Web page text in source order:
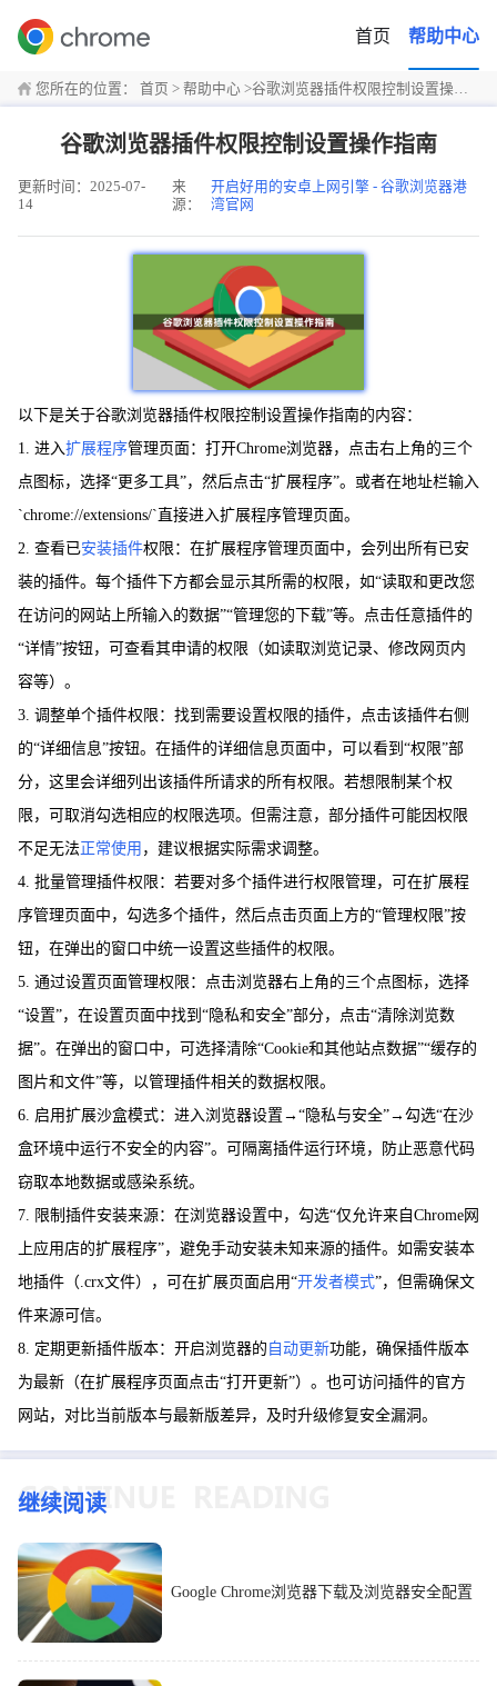
首页 帮助中心
您所在的位置： 首页 > 帮助中心 >谷歌浏览器插件权限控制设置操作指南
谷歌浏览器插件权限控制设置操作指南
更新时间：2025-07-
14
来
源：
开启好用的安卓上网引擎 - 谷歌浏览器港
湾官网
以下是关于谷歌浏览器插件权限控制设置操作指南的内容：
1. 进入扩展程序管理页面：打开Chrome浏览器，点击右上角的三个
点图标，选择“更多工具”，然后点击“扩展程序”。或者在地址栏输入
`chrome://extensions/`直接进入扩展程序管理页面。
2. 查看已安装插件权限：在扩展程序管理页面中，会列出所有已安
装的插件。每个插件下方都会显示其所需的权限，如“读取和更改您
在访问的网站上所输入的数据”“管理您的下载”等。点击任意插件的
“详情”按钮，可查看其申请的权限（如读取浏览记录、修改网页内
容等）。
3. 调整单个插件权限：找到需要设置权限的插件，点击该插件右侧
的“详细信息”按钮。在插件的详细信息页面中，可以看到“权限”部
分，这里会详细列出该插件所请求的所有权限。若想限制某个权
限，可取消勾选相应的权限选项。但需注意，部分插件可能因权限
不足无法正常使用 ，建议根据实际需求调整。
4. 批量管理插件权限：若要对多个插件进行权限管理，可在扩展程
序管理页面中，勾选多个插件，然后点击页面上方的“管理权限”按
钮，在弹出的窗口中统一设置这些插件的权限。
5. 通过设置页面管理权限：点击浏览器右上角的三个点图标，选择
“设置”，在设置页面中找到“隐私和安全”部分，点击“清除浏览数
据”。在弹出的窗口中，可选择清除“Cookie和其他站点数据”“缓存的
图片和文件”等，以管理插件相关的数据权限。
6. 启用扩展沙盒模式：进入浏览器设置→“隐私与安全”→勾选“在沙
盒环境中运行不安全的内容”。可隔离插件运行环境，防止恶意代码
窃取本地数据或感染系统。
7. 限制插件安装来源：在浏览器设置中，勾选“仅允许来自Chrome网
上应用店的扩展程序”，避免手动安装未知来源的插件。如需安装本
地插件（.crx文件），可在扩展页面启用“开发者模式”，但需确保文
件来源可信。
8. 定期更新插件版本：开启浏览器的 自动更新功能，确保插件版本
为最新（在扩展程序页面点击“打开更新”）。也可访问插件的官方
网站，对比当前版本与最新版差异，及时升级修复安全漏洞。
继续阅读
Google Chrome浏览器下载及浏览器安全配置